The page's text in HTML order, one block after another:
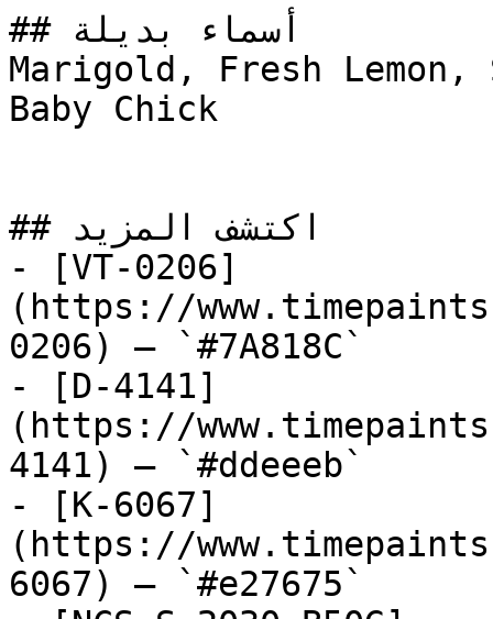
## أسماء بديلة
Marigold, Fresh
Baby Chick
## اكتشف المزيد
- [VT-0206]
(https://
0206) — `#7A818C`
- [D-4141]
(https://
4141) — `#ddeeeb`
- [K-6067]
(https://
6067) — `#e27675`